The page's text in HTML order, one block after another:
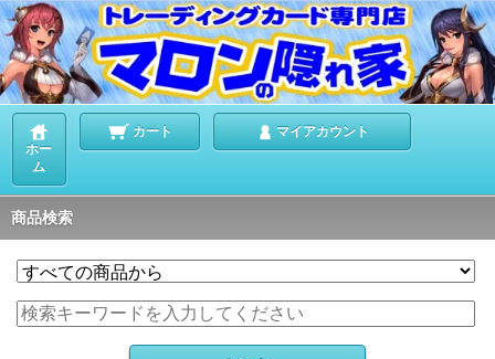
ホー
ム
カート マイアカウント
商品検索